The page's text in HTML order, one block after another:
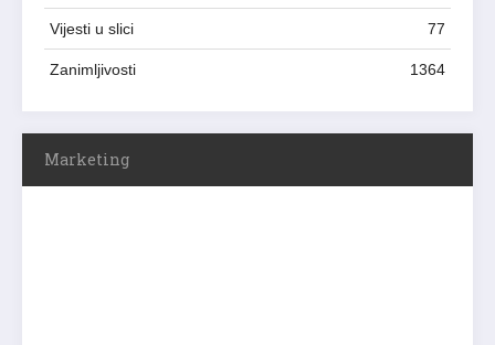
Vijesti u slici 77
Zanimljivosti 1364
Marketing